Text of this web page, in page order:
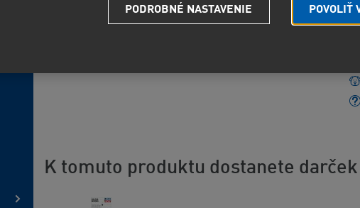
K tomuto produktu dostanete darček
POVOLIŤ
PODROBNÉ NASTAVENIE